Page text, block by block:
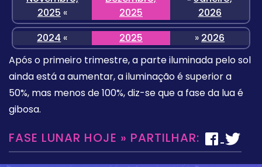
2025 «
2025
2026
2024 « 2025 » 2026
Após o primeiro trimestre, a parte iluminada pelo sol
ainda está a aumentar, a iluminação é superior a
50%, mas menos de 100%, diz-se que a fase da lua é
gibosa.
FASE LUNAR HOJE » PARTILHAR: